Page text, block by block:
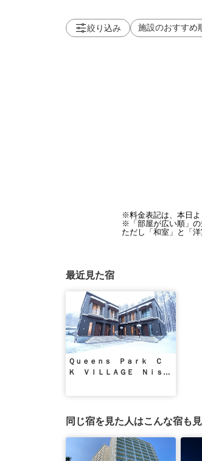
絞り込み
※料金表記は、本日よ
※「部屋が広い順」の
ただし「和室」と「
最近見た宿
Ｑｕｅｅｎｓ Ｐａｒｋ Ｃ
Ｋ ＶＩＬＬＡＧＥ Ｎｉｓｅ
同じ宿を見た人はこんな宿も